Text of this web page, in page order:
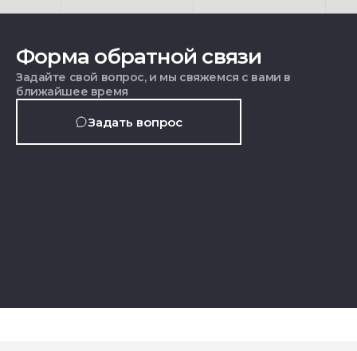
Форма обратной связи
Задайте свой вопрос, и мы свяжемся с вами в
ближайшее время
Задать вопрос